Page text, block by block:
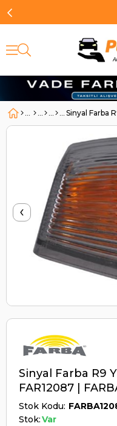
Sinyal Farba
‹
Sinyal Farba R9
FAR12087 |
Stok Kodu
Stok:Var